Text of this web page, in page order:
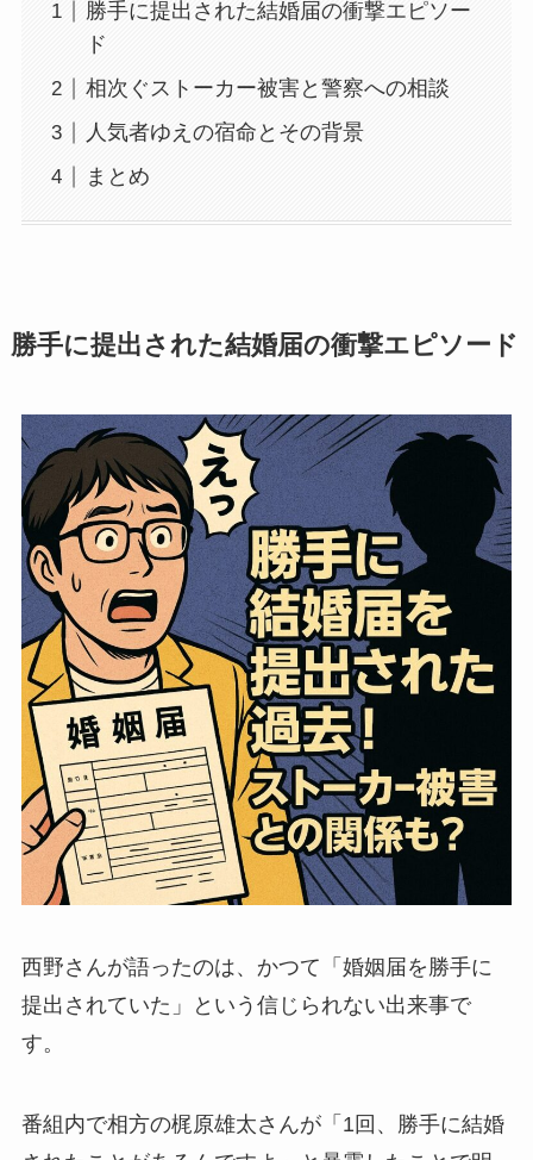
勝手に提出された結婚届の衝撃エピソー
ド
相次ぐストーカー被害と警察への相談
人気者ゆえの宿命とその背景
まとめ
勝手に提出された結婚届の衝撃エピソード
西野さんが語ったのは、かつて「婚姻届を勝手に
提出されていた」という信じられない出来事で
す。
番組内で相方の梶原雄太さんが「1回、勝手に結婚